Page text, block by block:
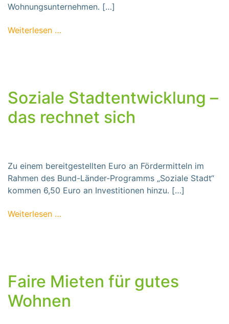
Wohnungsunternehmen. […]
Weiterlesen …
Soziale Stadtentwicklung –
das rechnet sich
Zu einem bereitgestellten Euro an Fördermitteln im
Rahmen des Bund-Länder-Programms „Soziale Stadt“
kommen 6,50 Euro an Investitionen hinzu. […]
Weiterlesen …
Faire Mieten für gutes
Wohnen